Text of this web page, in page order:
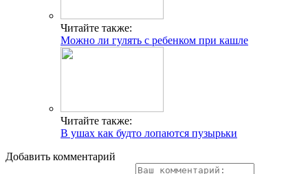
Читайте также:
Можно ли гулять с ребенком при кашле
Читайте также:
В ушах как будто лопаются пузырьки
Добавить комментарий